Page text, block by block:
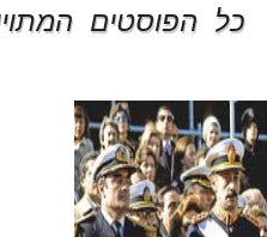
כל הפוסטים